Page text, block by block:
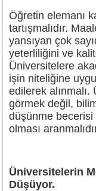
Öğretin elemanı
tartışmalıdır.
yansıyan çok
yeterliliğini ve
Üniversitelere
işin niteliğine
edilerek alınmalı.
görmek değil,
düşünme
olması
Üniversitelerin
Düşüyor.